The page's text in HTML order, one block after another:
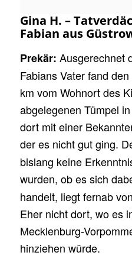
Gina H. –
Fabian aus
Prekär: Ausgerechnet
Fabians Vater fand
km vom Wohnort des
abgelegenen Tümpel
dort mit einer
der es nicht gut ging.
bislang keine
wurden, ob es sich
handelt, liegt fernab
Eher nicht dort, wo es
Mecklenburg-
hinziehen würde.